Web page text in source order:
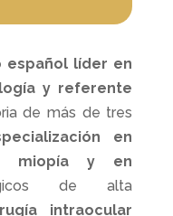
español líder en
y referente
de más de tres
en
miopía
y en
de alta
intraocular